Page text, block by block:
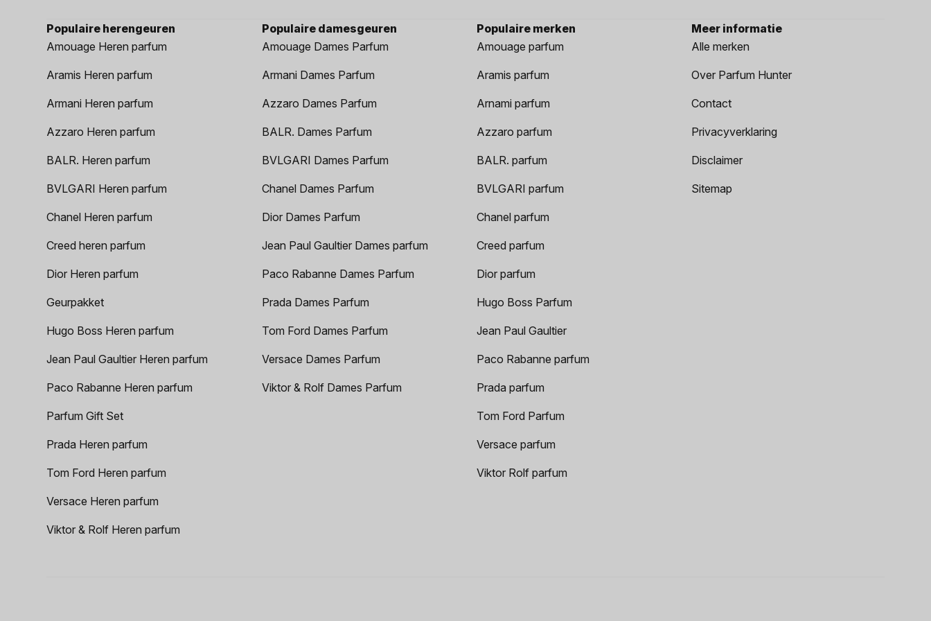
Populaire herengeuren
Amouage Heren parfum
Aramis Heren parfum
Armani Heren parfum
Azzaro Heren parfum
BALR. Heren parfum
BVLGARI Heren parfum
Chanel Heren parfum
Creed heren parfum
Dior Heren parfum
Geurpakket
Hugo Boss Heren parfum
Jean Paul Gaultier Heren parfum
Paco Rabanne Heren parfum
Parfum Gift Set
Prada Heren parfum
Tom Ford Heren parfum
Versace Heren parfum
Viktor & Rolf Heren parfum
Populaire damesgeuren
Amouage Dames Parfum
Armani Dames Parfum
Azzaro Dames Parfum
BALR. Dames Parfum
BVLGARI Dames Parfum
Chanel Dames Parfum
Dior Dames Parfum
Jean Paul Gaultier Dames parfum
Paco Rabanne Dames Parfum
Prada Dames Parfum
Tom Ford Dames Parfum
Versace Dames Parfum
Viktor & Rolf Dames Parfum
Populaire merken
Amouage parfum
Aramis parfum
Arnami parfum
Azzaro parfum
BALR. parfum
BVLGARI parfum
Chanel parfum
Creed parfum
Dior parfum
Hugo Boss Parfum
Jean Paul Gaultier
Paco Rabanne parfum
Prada parfum
Tom Ford Parfum
Versace parfum
Viktor Rolf parfum
Meer informatie
Alle merken
Over Parfum Hunter
Contact
Privacyverklaring
Disclaimer
Sitemap